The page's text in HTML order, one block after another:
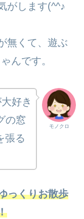
がします(^^♪
無くて、遊ぶ
んです。
モノクロ
好き
の窓
張る
っくりお散歩